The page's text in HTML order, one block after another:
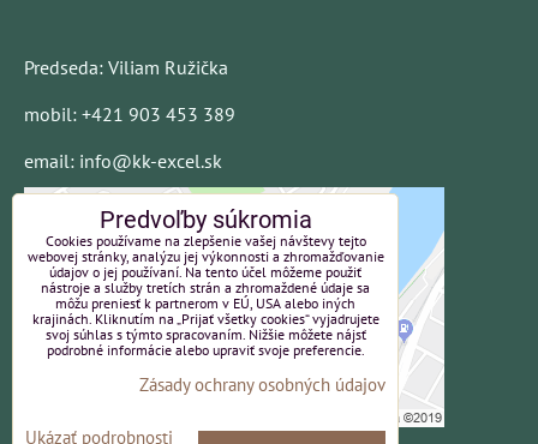
Predseda: Viliam Ružička
mobil: +421 903 453 389
email: info@kk-excel.sk
Predvoľby súkromia
Cookies používame na zlepšenie vašej návštevy tejto
webovej stránky, analýzu jej výkonnosti a zhromažďovanie
údajov o jej používaní. Na tento účel môžeme použiť
nástroje a služby tretích strán a zhromaždené údaje sa
môžu preniesť k partnerom v EÚ, USA alebo iných
krajinách. Kliknutím na „Prijať všetky cookies“ vyjadrujete
svoj súhlas s týmto spracovaním. Nižšie môžete nájsť
podrobné informácie alebo upraviť svoje preferencie.
Zásady ochrany osobných údajov
Ukázať podrobnosti